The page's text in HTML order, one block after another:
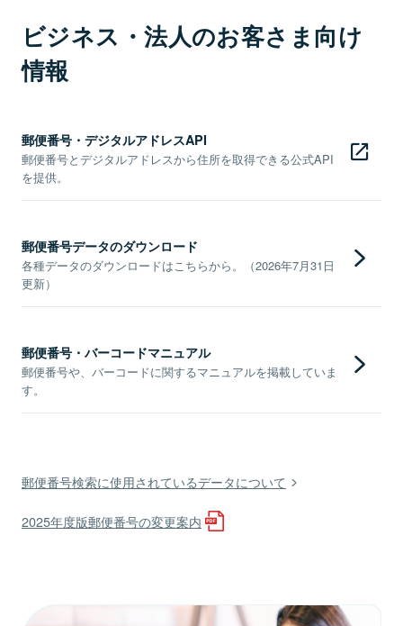
ビジネス・法人のお客さま向け
情報
郵便番号・デジタルアドレスAPI
郵便番号とデジタルアドレスから住所を取得できる公式API
を提供。
郵便番号データのダウンロード
各種データのダウンロードはこちらから。（2026年7月31日
更新）
郵便番号・バーコードマニュアル
郵便番号や、バーコードに関するマニュアルを掲載していま
す。
郵便番号検索に使用されているデータについて
2025年度版郵便番号の変更案内